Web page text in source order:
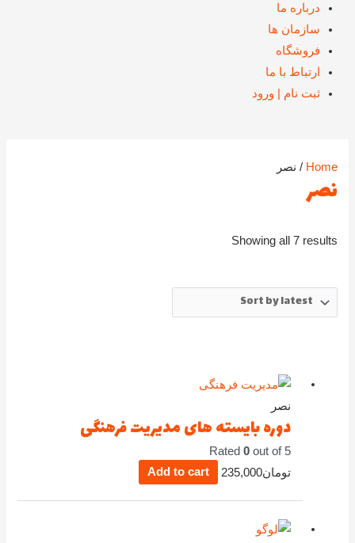
درباره ما
سازمان ها
فروشگاه
ارتباط با ما
ثبت نام | ورود
Home / نصر
نصر
Showing all 7 results
نصر
دوره بایسته های مدیریت فرهنگی
Rated0 out of 5
تومان235,000
Add to cart